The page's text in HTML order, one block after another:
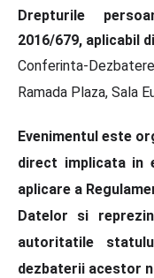
Drepturile
2016/679, aplicabil
Conferinta-
Ramada Plaza, Sala
Evenimentul este
direct implicata in
aplicare a
Datelor si
autoritatile
dezbaterii acestor